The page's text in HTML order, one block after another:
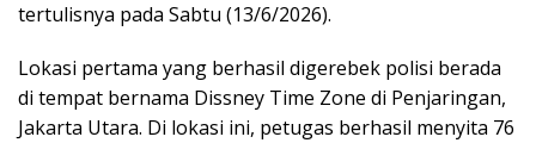
tertulisnya pada Sabtu (13/6/2026).
Lokasi pertama yang berhasil digerebek polisi berada
di tempat bernama Dissney Time Zone di Penjaringan,
Jakarta Utara. Di lokasi ini, petugas berhasil menyita 76